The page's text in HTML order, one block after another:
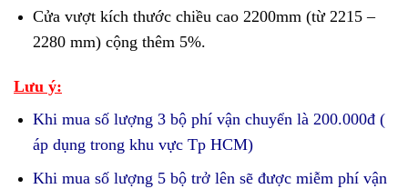
Cửa vượt kích thước chiều cao 2200mm (từ 2215 –
2280 mm) cộng thêm 5%.
Lưu ý:
Khi mua số lượng 3 bộ phí vận chuyển là 200.000đ (
áp dụng trong khu vực Tp HCM)
Khi mua số lượng 5 bộ trở lên sẽ được miễm phí vận